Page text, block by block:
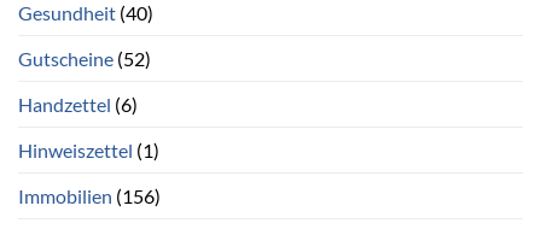
Gesundheit (40)
Gutscheine (52)
Handzettel (6)
Hinweiszettel (1)
Immobilien (156)